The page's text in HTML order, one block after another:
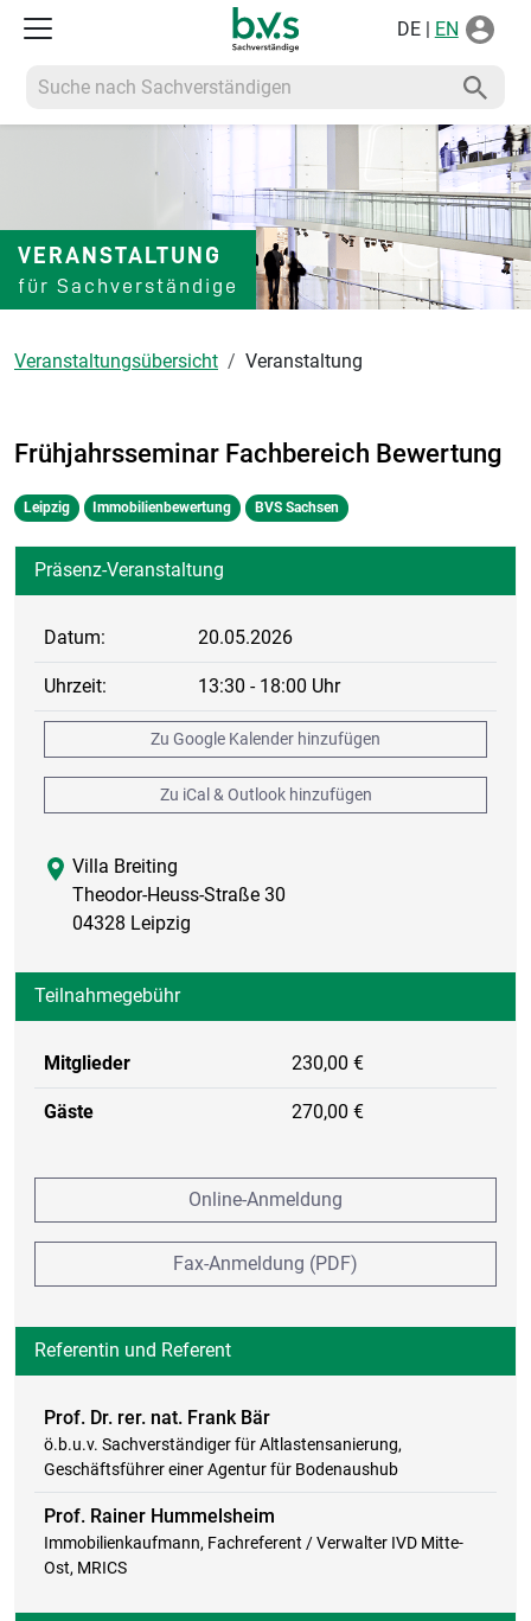
DE | EN
Suche nach Sachverständigen
VERANSTALTUNG
für Sachverständige
Veranstaltungsübersicht Veranstaltung
Frühjahrsseminar Fachbereich Bewertung
Leipzig Immobilienbewertung BVS Sachsen
Präsenz-Veranstaltung
Datum: 20.05.2026
Uhrzeit: 13:30 - 18:00 Uhr
Zu Google Kalender hinzufügen
Zu iCal & Outlook hinzufügen
Villa Breiting
Theodor-Heuss-Straße 30
04328 Leipzig
Teilnahmegebühr
Mitglieder 230,00 €
Gäste 270,00 €
Online-Anmeldung
Fax-Anmeldung (PDF)
Referentin und Referent
Prof. Dr. rer. nat. Frank Bär
ö.b.u.v. Sachverständiger für Altlastensanierung,
Geschäftsführer einer Agentur für Bodenaushub
Prof. Rainer Hummelsheim
Immobilienkaufmann, Fachreferent / Verwalter IVD Mitte-
Ost, MRICS